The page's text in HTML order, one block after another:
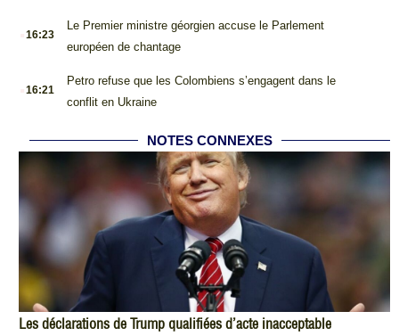
16:23
Le Premier ministre géorgien accuse le Parlement
européen de chantage
16:21
Petro refuse que les Colombiens s’engagent dans le
conflit en Ukraine
NOTES CONNEXES
Les déclarations de Trump qualifiées d’acte inacceptable